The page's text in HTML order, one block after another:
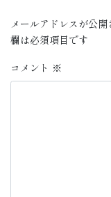
メールアドレスが公開
欄は必須項目です
コメント ※